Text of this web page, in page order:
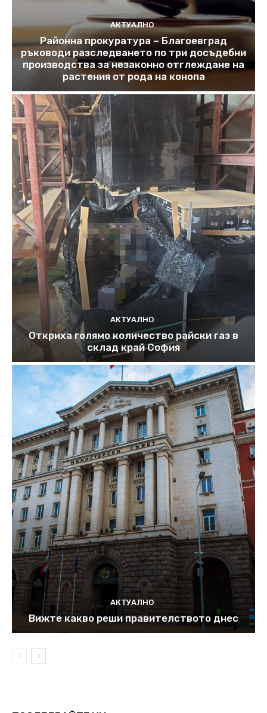
АКТУАЛНО
Районна прокуратура – Благоевград
ръководи разследването по три досъдебни
производства за незаконно отглеждане на
растения от рода на конопа
АКТУАЛНО
Откриха голямо количество райски газ в
склад край София
АКТУАЛНО
Вижте какво реши правителството днес